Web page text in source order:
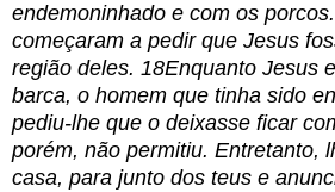
endemoninhado e com os
começaram a pedir que Jesus
região deles. 18Enquanto Jesus
barca, o homem que tinha sido
pediu-lhe que o deixasse ficar
porém, não permitiu. Entretanto,
casa, para junto dos teus e